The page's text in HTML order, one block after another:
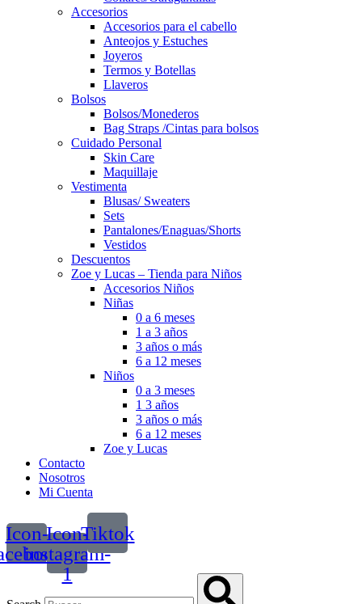
Accesorios
Accesorios para el cabello
Anteojos y Estuches
Joyeros
Termos y Botellas
Llaveros
Bolsos
Bolsos/Monederos
Bag Straps /Cintas para bolsos
Cuidado Personal
Skin Care
Maquillaje
Vestimenta
Blusas/ Sweaters
Sets
Pantalones/Enaguas/Shorts
Vestidos
Descuentos
Zoe y Lucas – Tienda para Niños
Accesorios Niños
Niñas
0 a 6 meses
1 a 3 años
3 años o más
6 a 12 meses
Niños
0 a 3 meses
1 3 años
3 años o más
6 a 12 meses
Zoe y Lucas
Contacto
Nosotros
Mi Cuenta
Icon-Icon-
instagram-
1
Tiktok